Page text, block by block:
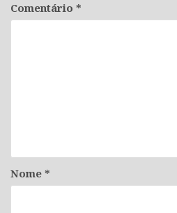
Comentário *
Nome *